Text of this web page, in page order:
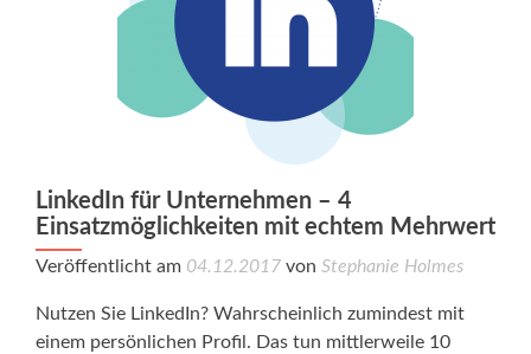
LinkedIn für Unternehmen – 4
Einsatzmöglichkeiten mit echtem Mehrwert
Veröffentlicht am 04.12.2017 von Stephanie Holmes
Nutzen Sie LinkedIn? Wahrscheinlich zumindest mit
einem persönlichen Profil. Das tun mittlerweile 10